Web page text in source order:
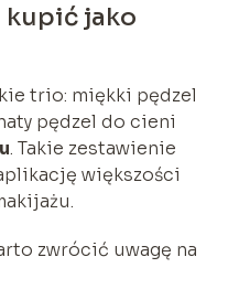
kupić jako
trio: miękki pędzel
pędzel do cieni
. Takie zestawienie
większości
zwrócić uwagę na